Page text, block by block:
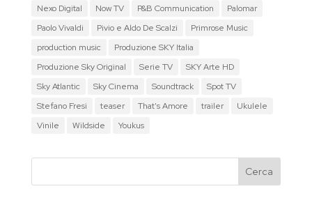
Nexo Digital
Now TV P&B Communication
Palomar
Paolo Vivaldi
Pivio e Aldo De Scalzi
Primrose Music
production music
Produzione SKY Italia
Produzione Sky Original
Serie TV
SKY Arte HD
Sky Atlantic
Sky Cinema Soundtrack
Spot TV
Stefano Fresi
teaser That's Amore trailer
Ukulele
Vinile
Wildside Youkus